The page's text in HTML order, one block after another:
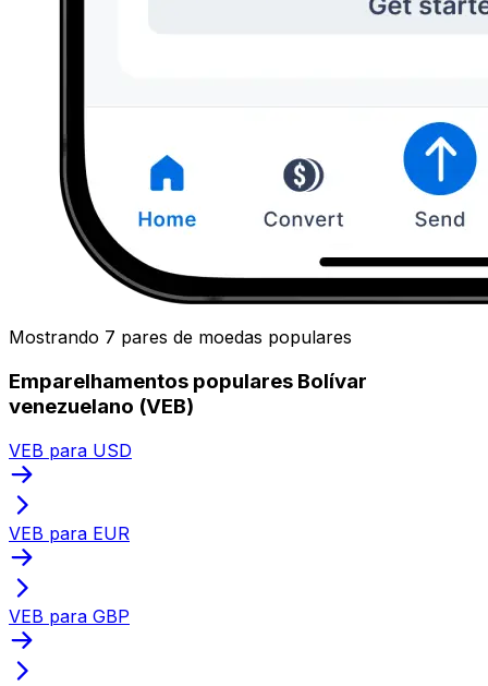
Mostrando 7 pares de moedas populares
Emparelhamentos populares Bolívar
venezuelano (VEB)
VEB para USD
VEB para EUR
VEB para GBP